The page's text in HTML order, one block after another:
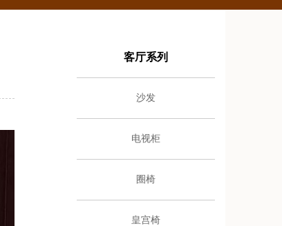
客厅系列
沙发
电视柜
圈椅
皇宫椅